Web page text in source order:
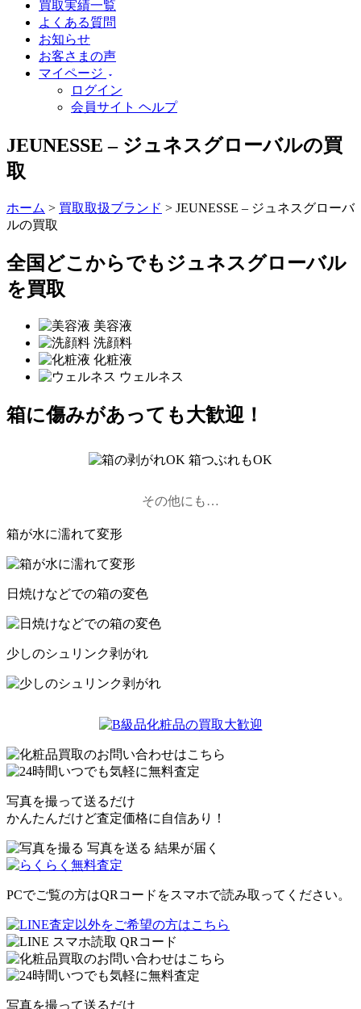
買取実績一覧
よくある質問
お知らせ
お客さまの声
マイページ
ログイン
会員サイト ヘルプ
JEUNESSE – ジュネスグローバルの買
取
ホーム > 買取取扱ブランド > JEUNESSE – ジュネスグローバ
ルの買取
全国どこからでもジュネスグローバル
を買取
美容液
洗顔料
化粧液
ウェルネス
箱に傷みがあっても大歓迎！
その他にも…
箱が水に濡れて変形
日焼けなどでの箱の変色
少しのシュリンク剥がれ
写真を撮って送るだけ
かんたんだけど査定価格に自信あり！
PCでご覧の方はQRコードをスマホで読み取ってください。
写真を撮って送るだけ